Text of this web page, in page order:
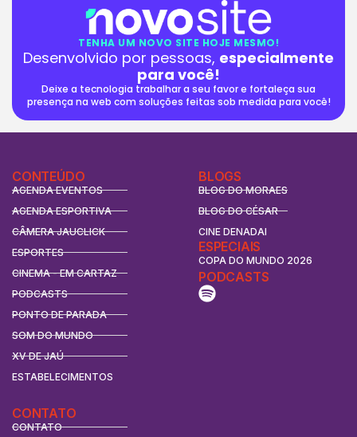
TENHA UM NOVO SITE HOJE MESMO!
Desenvolvido por pessoas, especialmente
para você!
Deixe a tecnologia trabalhar a seu favor e fortaleça sua
presença na web com soluções feitas sob medida para você!
CONTEÚDO
AGENDA EVENTOS
AGENDA ESPORTIVA
CÂMERA JAUCLICK
ESPORTES
CINEMA - EM CARTAZ
PODCASTS
PONTO DE PARADA
SOM DO MUNDO
XV DE JAÚ
ESTABELECIMENTOS
BLOGS
BLOG DO MORAES
BLOG DO CÉSAR
CINE DENADAI
ESPECIAIS
COPA DO MUNDO 2026
CONTATO
CONTATO
PODCASTS